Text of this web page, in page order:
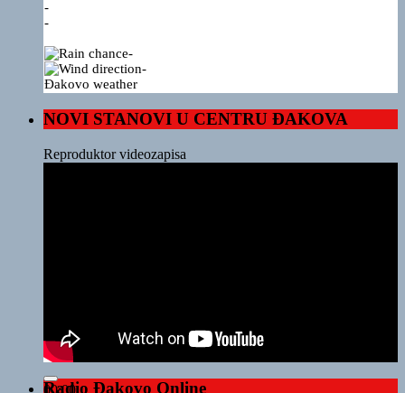
-
-
-
-
Đakovo weather
NOVI STANOVI U CENTRU ĐAKOVA
Reproduktor videozapisa
00:00
Radio Đakovo Online